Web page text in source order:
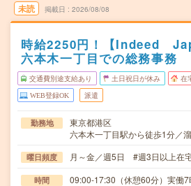
未読 掲載日 2026/08/08
時給2250円！【Indeed
六本木一丁目での総務事務
交通費別途支給あり 土日祝日が休み 在
WEB登録OK 派遣
勤務地
東京都港区
六本木一丁目駅から徒歩1分／
曜日頻度 月～金／週5日 #週3日以上在
時間 09:00-17:30（休憩60分）実働7